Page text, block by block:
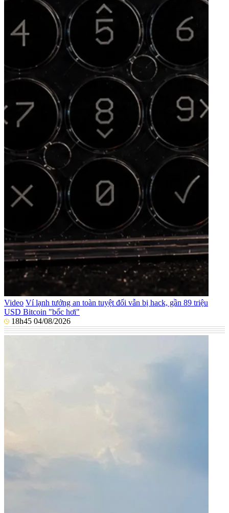
Video Ví lạnh tưởng an toàn tuyệt đối vẫn bị hack, gần 89 triệu
USD Bitcoin "bốc hơi"
18h45 04/08/2026